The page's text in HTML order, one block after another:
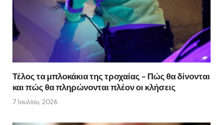
Τέλος τα μπλοκάκια της τροχαίας – Πώς θα δίνονται
και πώς θα πληρώνονται πλέον οι κλήσεις
7 Ιουλίου, 2026